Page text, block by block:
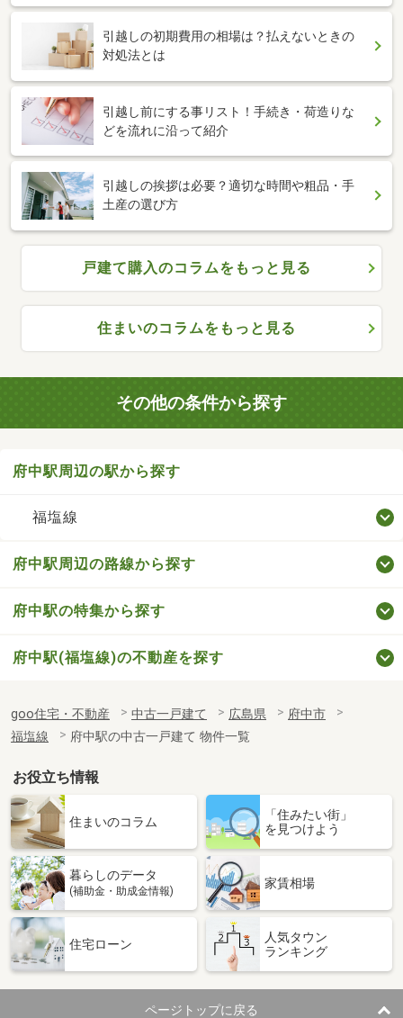
引越しの初期費用の相場は？払えないときの
対処法とは
引越し前にする事リスト！手続き・荷造りな
どを流れに沿って紹介
引越しの挨拶は必要？適切な時間や粗品・手
土産の選び方
戸建て購入のコラムをもっと見る
住まいのコラムをもっと見る
その他の条件から探す
府中駅周辺の駅から探す
福塩線
府中駅周辺の路線から探す
府中駅の特集から探す
府中駅(福塩線)の不動産を探す
goo住宅・不動産 中古一戸建て 広島県
府中市
福塩線
府中駅の中古一戸建て 物件一覧
お役立ち情報
住まいのコラム
「住みたい街」
を見つけよう
暮らしのデータ
(補助金・助成金情報)
家賃相場
住宅ローン
人気タウン
ランキング
ページトップに戻る